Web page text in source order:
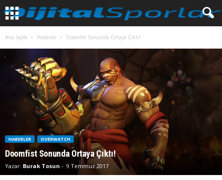
Ana Sayfa Haberler Doomfist Sonunda Ortaya Çıktı!
HABERLER OVERWATCH
Doomfist Sonunda Ortaya Çıktı!
Yazar: Burak Tosun - 9 Temmuz 2017